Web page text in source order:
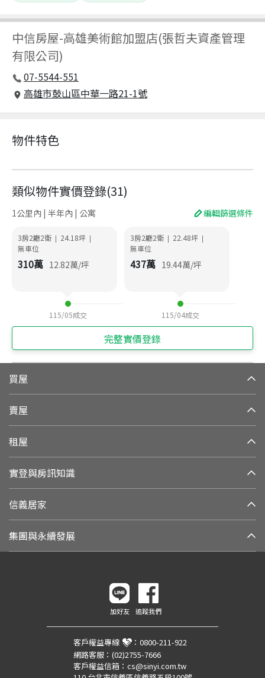
中信房屋-高雄美術館加盟店(張哲夫資產管理
有限公司)
07-5544-551
高雄市鼓山區中華一路21-1號
物件特色
類似物件實價登錄(31)
1公里內 | 半年內 | 公寓 編輯篩選條件
3房2廳2衛 | 24.18坪 |
無車位
310萬 12.82萬/坪
115/05成交
3房2廳2衛 | 22.48坪 |
無車位
437萬 19.44萬/坪
115/04成交
完整實價登錄
買屋
賣屋
租屋
實登與房訊知識
信義居家
集團與永續發展
加好友 追蹤我們
客戶權益專線 ： 0800-211-922
網路客服： (02)2755-7666
客戶權益信箱： cs@sinyi.com.tw